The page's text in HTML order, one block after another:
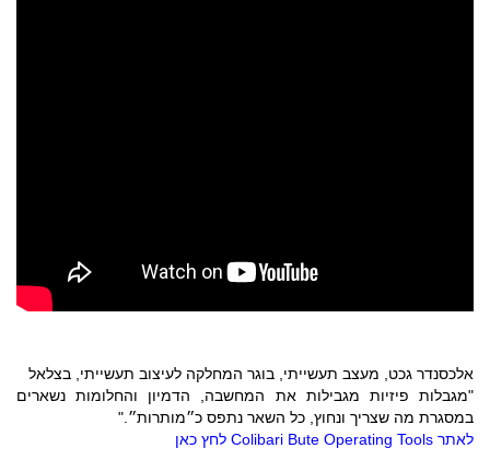
אלכסנדר גכט, מעצב תעשייתי, בוגר המחלקה לעיצוב תעשייתי, בצלאל
"מגבלות פיזיות מגבילות את המחשבה, הדמיון והחלומות נשארים
במסגרת מה שצריך ונחוץ, כל השאר נתפס כ״מותרות״."
לאתר Colibari Bute Operating Tools לחץ כאן